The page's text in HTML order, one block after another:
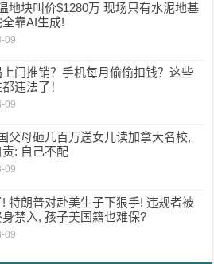
地块叫价$1280万 现场只有水泥地基
靠AI生成!
09
门推销？手机每月偷偷扣钱？这些
违法了！
09
父母砸几百万送女儿读加拿大名校,
: 自己不配
09
特朗普对赴美生子下狠手! 违规者被
禁入, 孩子美国籍也难保?
09